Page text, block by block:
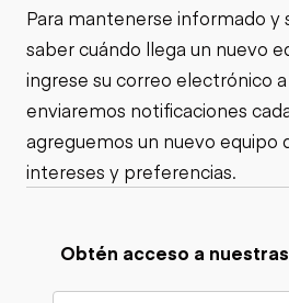
Para mantenerse informado y
saber cuándo llega un nuevo
ingrese su correo electrónico
enviaremos notificaciones
agreguemos un nuevo equipo
intereses y preferencias.
Obtén acceso a